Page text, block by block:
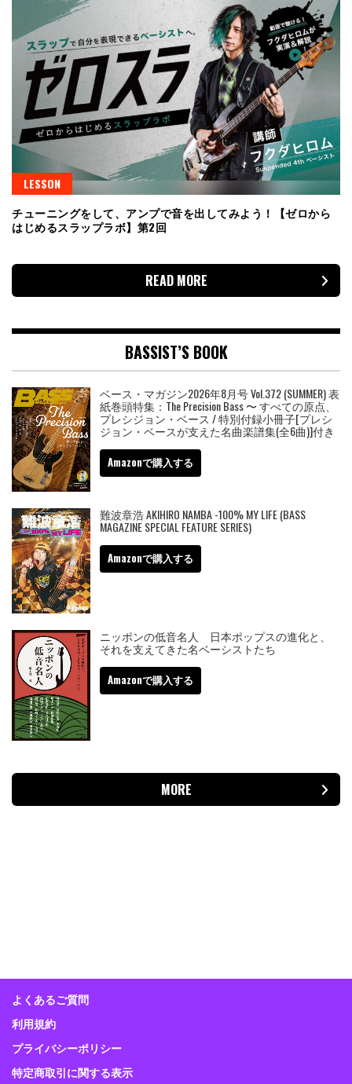
LESSON
チューニングをして、アンプで音を出してみよう！【ゼロから
はじめるスラップラボ】第2回
READ MORE
BASSIST’S BOOK
ベース・マガジン2026年8月号 Vol.372 (SUMMER) 表
紙巻頭特集：The Precision Bass 〜 すべての原点、
プレシジョン・ベース / 特別付録小冊子[プレシ
ジョン・ベースが支えた名曲楽譜集(全6曲)]付き
Amazonで購入する
難波章浩 AKIHIRO NAMBA -100% MY LIFE (BASS
MAGAZINE SPECIAL FEATURE SERIES)
Amazonで購入する
ニッポンの低音名人 日本ポップスの進化と、
それを支えてきた名ベーシストたち
Amazonで購入する
MORE
よくあるご質問
利用規約
プライバシーポリシー
特定商取引に関する表示